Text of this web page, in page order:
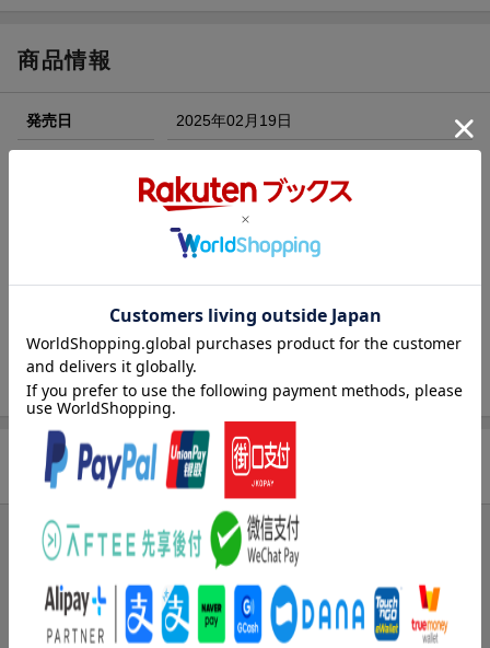
が当たる！
条件達成で楽天限定・宝塚歌劇 宙組貸切公演ペアチケット
が当たる
エントリー＆条件達成で『鬼滅の刃』オリジナルきんちゃく
袋が当たる！
商品情報
発売日 2025年02月19日
月刊
AB20取り
4910120830356
バックナンバー この雑誌の他の号を見る
商品レビュー
まだレビューがありません。